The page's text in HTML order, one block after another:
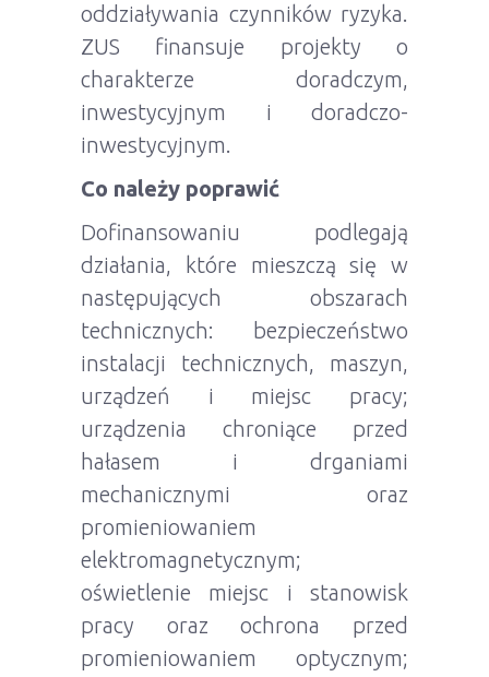
oddziaływania czynników ryzyka.
ZUS finansuje projekty o
charakterze doradczym,
inwestycyjnym i doradczo-
inwestycyjnym.
Co należy poprawić
Dofinansowaniu podlegają
działania, które mieszczą się w
następujących obszarach
technicznych: bezpieczeństwo
instalacji technicznych, maszyn,
urządzeń i miejsc pracy;
urządzenia chroniące przed
hałasem i drganiami
mechanicznymi oraz
promieniowaniem
elektromagnetycznym;
oświetlenie miejsc i stanowisk
pracy oraz ochrona przed
promieniowaniem optycznym;